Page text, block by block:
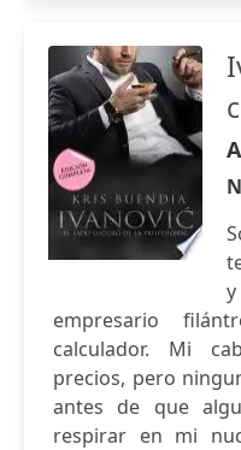
empresario
calculador. Mi
precios, pero
antes de que
respirar en mi